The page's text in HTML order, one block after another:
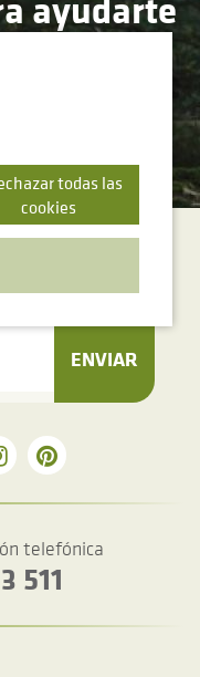
ENVIAR
telefónica
511
todas las
cookies